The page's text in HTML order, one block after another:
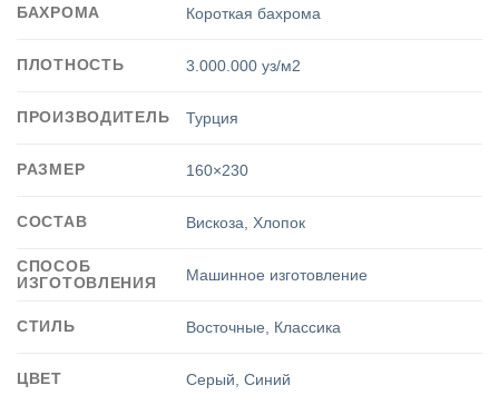
БАХРОМА Короткая бахрома
ПЛОТНОСТЬ 3.000.000 уз/м2
ПРОИЗВОДИТЕЛЬ Турция
РАЗМЕР 160×230
СОСТАВ Вискоза Хлопок
СПОСОБ
ИЗГОТОВЛЕНИЯ
Машинное изготовление
СТИЛЬ Восточные Классика
ЦВЕТ Серый ,Синий